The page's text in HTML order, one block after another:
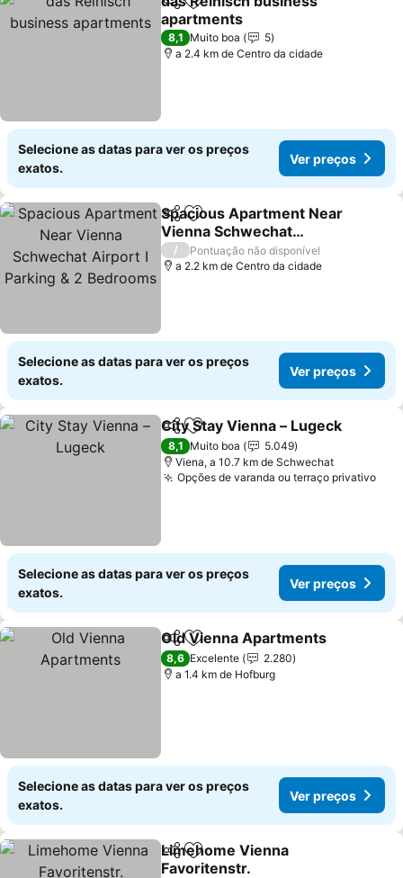
PartilharAdicionar aos favoritos
apartments
8,1 Muito boa
5
a 2.4 km de Centro da cidade
Selecione as datas para ver os preços
exatos.
Ver preços
PartilharAdicionar aos favoritos
Spacious Apartment Near
Vienna Schwechat
Airport I Parking & 2
Bedrooms
/
Pontuação não disponível
a 2.2 km de Centro da cidade
Selecione as datas para ver os preços
exatos.
Ver preços
PartilharAdicionar aos favoritos
City Stay Vienna – Lugeck
8,1 Muito boa
5.049
Viena, a 10.7 km de Schwechat
Opções de varanda ou terraço privativo
Selecione as datas para ver os preços
exatos.
Ver preços
PartilharAdicionar aos favoritos
Old Vienna Apartments
8,6 Excelente
2.280
a 1.4 km de Hofburg
Selecione as datas para ver os preços
exatos.
Ver preços
PartilharAdicionar aos favoritos
Limehome Vienna
Favoritenstr.